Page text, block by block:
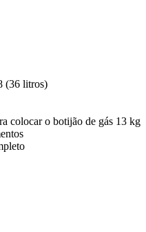
(36 litros)
colocar o botijão de gás 13 kg